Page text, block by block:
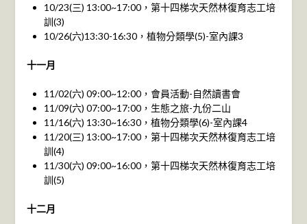
10/23(三) 13:00~17:00，第十四梯次天然林復育志工培
訓(3)
10/26(六)13:30-16:30，植物分類學(5)-室內課3
十一月
11/02(六) 09:00~12:00，會員活動-自然讀書會
11/09(六) 07:00~17:00，生態之旅-九份二山
11/16(六) 13:30~16:30，植物分類學(6)-室內課4
11/20(三) 13:00~17:00，第十四梯次天然林復育志工培
訓(4)
11/30(六) 09:00~16:00，第十四梯次天然林復育志工培
訓(5)
十二月